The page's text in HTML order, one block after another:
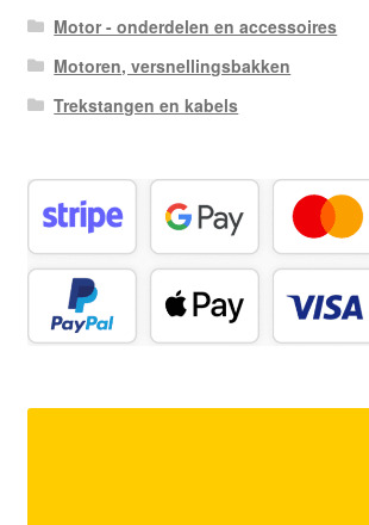
Motor - onderdelen en accessoires
Motoren, versnellingsbakken
Trekstangen en kabels